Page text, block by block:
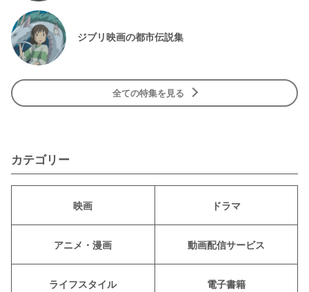
ジブリ映画の都市伝説集
全ての特集を見る
カテゴリー
映画 ドラマ
アニメ・漫画 動画配信サービス
ライフスタイル 電子書籍